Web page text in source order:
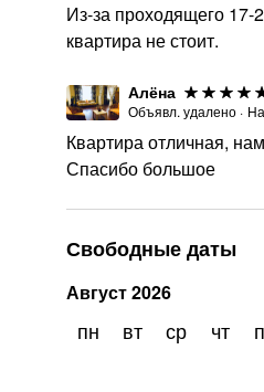
Свободные даты
Август2026
пн вт ср чт
Из-за проходящего 17-
квартира не стоит.
Алёна
Объявл. удалено · На
Квартира отличная,
Спасибо большое